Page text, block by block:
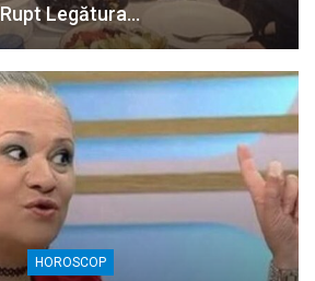
Rupt Legătura…
HOROSCOP